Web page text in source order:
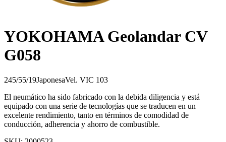
YOKOHAMA Geolandar CV
G058
245/55/19JaponesaVel. VIC 103
El neumático ha sido fabricado con la debida diligencia y está
equipado con una serie de tecnologías que se traducen en un
excelente rendimiento, tanto en términos de comodidad de
conducción, adherencia y ahorro de combustible.